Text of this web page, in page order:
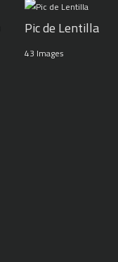
Pic de Lentilla
43 Images